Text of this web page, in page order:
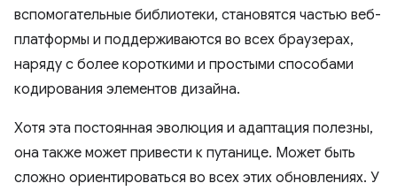
вспомогательные библиотеки, становятся частью веб-
платформы и поддерживаются во всех браузерах,
наряду с более короткими и простыми способами
кодирования элементов дизайна.
Хотя эта постоянная эволюция и адаптация полезны,
она также может привести к путанице. Может быть
сложно ориентироваться во всех этих обновлениях. У